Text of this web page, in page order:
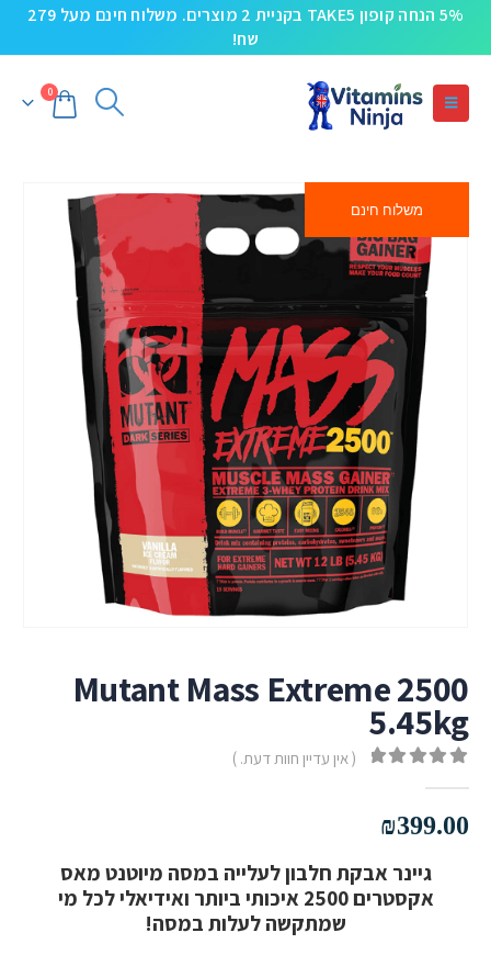
5% הנחה קופון TAKE5 בקניית 2 מוצרים. משלוח חינם מעל 279
שח!
0
משלוח חינם
Mutant Mass Extreme 2500
5.45kg
( אין עדיין חוות דעת. )
₪399.00
גיינר אבקת חלבון לעלייה במסה מיוטנט מאס
אקסטרים 2500 איכותי ביותר ואידיאלי לכל מי
שמתקשה לעלות במסה!